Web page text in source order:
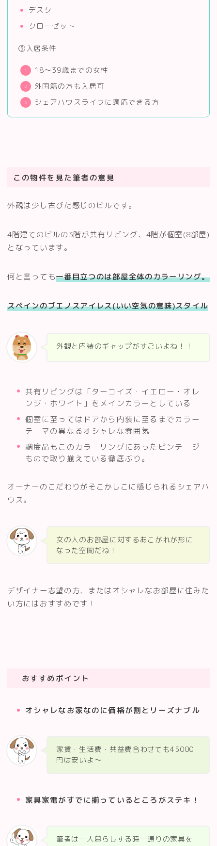
デスク
クローゼット
⑤入居条件
18～39歳までの女性
外国籍の方も入居可
シェアハウスライフに適応できる方
この物件を見た筆者の意見
外観は少し古びた感じのビルです。
4階建てのビルの3階が共有リビング、4階が個室(8部屋)
となっています。
何と言っても一番目立つのは部屋全体のカラーリング。
スペインのブエノスアイレス(いい空気の意味)スタイル
外観と内装のギャップがすごいよね！！
共有リビングは「ターコイズ・イエロー・オレ
ンジ・ホワイト」をメインカラーとしている
個室に至ってはドアから内装に至るまでカラー
テーマの異なるオシャレな雰囲気
調度品もこのカラーリングにあったビンテージ
もので取り揃えている徹底ぶり。
オーナーのこだわりがそこかしこに感じられるシェアハ
ウス。
女の人のお部屋に対するあこがれが形に
なった空間だね！
デザイナー志望の方、またはオシャレなお部屋に住みた
い方にはおすすめです！
おすすめポイント
オシャレなお家なのに価格が割とリーズナブル
家賃・生活費・共益費合わせても45000
円は安いよ～
家具家電がすでに揃っているところがステキ！
筆者は一人暮らしする時一通りの家具を